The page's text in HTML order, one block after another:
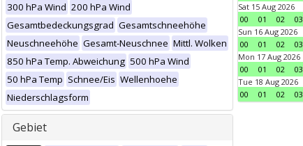
300 hPa Wind 200 hPa Wind
Gesamtbedeckungsgrad Gesamtschneehöhe
Neuschneehöhe Gesamt-Neuschnee Mittl. Wolken
850 hPa Temp. Abweichung 500 hPa Wind
50 hPa Temp Schnee/Eis Wellenhoehe
Niederschlagsform
Gebiet
Sat 15 Aug 2026
00
01 02 03
Sun 16 Aug 2026
00
01 02 03
Mon 17 Aug 2026
00
01 02 03
Tue 18 Aug 2026
00
01 02 03